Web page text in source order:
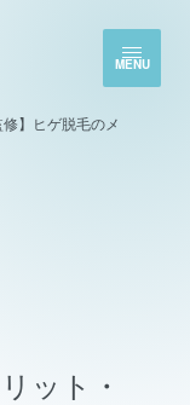
MENU
修】ヒゲ脱毛のメ
ット・